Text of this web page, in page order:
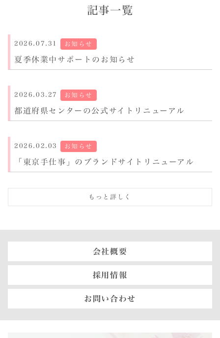
記事一覧
2026.07.31 お知らせ
夏季休業中サポートのお知らせ
2026.03.27 お知らせ
都道府県センターの公式サイトリニューアル
2026.02.03 お知らせ
「東京手仕事」のブランドサイトリニューアル
もっと詳しく
会社概要
採用情報
お問い合わせ